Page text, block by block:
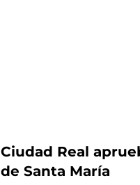
Ciudad Real
de Santa María